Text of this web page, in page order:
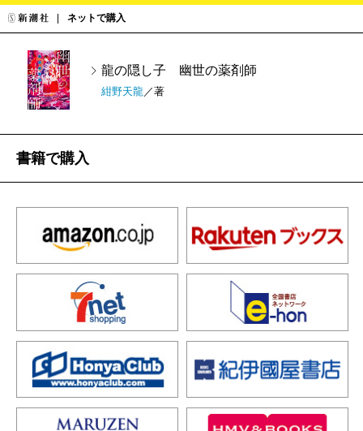
ネットで購入
龍の隠し子 幽世の薬剤師
紺野天龍 ／著
書籍で購入